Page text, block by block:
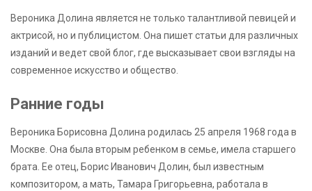
Вероника Долина является не только талантливой певицей и
актрисой, но и публицистом. Она пишет статьи для различных
изданий и ведет свой блог, где высказывает свои взгляды на
современное искусство и общество.
Ранние годы
Вероника Борисовна Долина родилась 25 апреля 1968 года в
Москве. Она была вторым ребенком в семье, имела старшего
брата. Ее отец, Борис Иванович Долин, был известным
композитором, а мать, Тамара Григорьевна, работала в